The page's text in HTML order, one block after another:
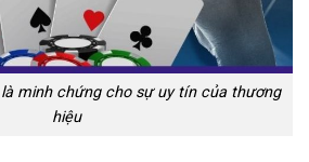
minh chứng cho sự uy tín của thương
hiệu